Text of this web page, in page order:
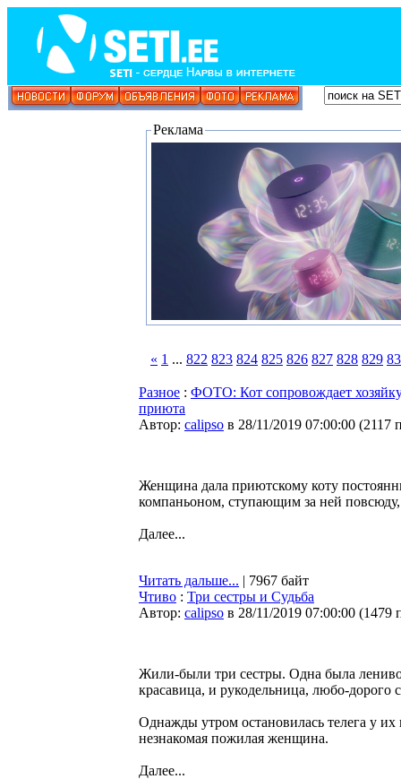
Реклама
« 1 ... 822 823 824 825 826 827 828 829
Разное : ФОТО: Кот сопровождает хозяйку
приюта
Автор: calipso в 28/11/2019 07:00:00 (2117
Женщина дала приютскому коту
компаньоном, ступающим за ней
Далее...
Читать дальше... | 7967 байт
Чтиво : Три сестры и Судьба
Автор: calipso в 28/11/2019 07:00:00 (1479
Жили-были три сестры. Одна была
красавица, и рукодельница, любо-дорого
Однажды утром остановилась телега у
незнакомая пожилая женщина.
Далее...